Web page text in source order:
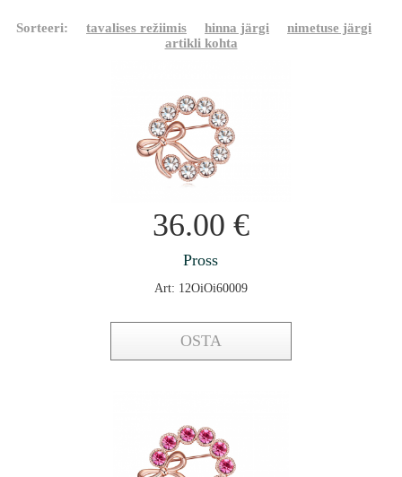
Sorteeri: tavalises režiimis hinna järgi
nimetuse järgi
artikli kohta
36.00 €
Pross
Art: 12OiOi60009
OSTA